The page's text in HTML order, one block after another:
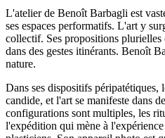
L'atelier de Benoît Barbagli est
ses espaces performatifs. L'art y
collectif. Ses propositions
dans des gestes itinérants. Benoît
nature.
Dans ses dispositifs péripatétiques,
candide, et l'art se manifeste dans
configurations sont multiples, les
l'expédition qui mène à